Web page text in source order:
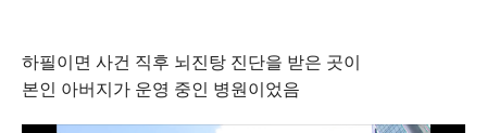
하필이면 사건 직후 뇌진탕 진단을 받은 곳이
본인 아버지가 운영 중인 병원이었음